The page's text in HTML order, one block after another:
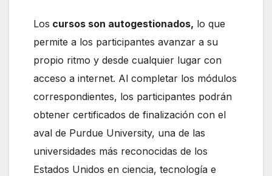
Los cursos son autogestionados, lo que
permite a los participantes avanzar a su
propio ritmo y desde cualquier lugar con
acceso a internet. Al completar los módulos
correspondientes, los participantes podrán
obtener certificados de finalización con el
aval de Purdue University, una de las
universidades más reconocidas de los
Estados Unidos en ciencia, tecnología e